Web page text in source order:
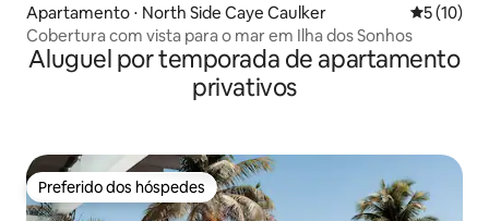
Apartamento ⋅ North Side Caye Caulker 5 de uma
5 (10)
Cobertura com vista para o mar em Ilha dos Sonhos
Aluguel por temporada de apartamento
privativos
Preferido dos hóspedes
Preferido dos hóspedes